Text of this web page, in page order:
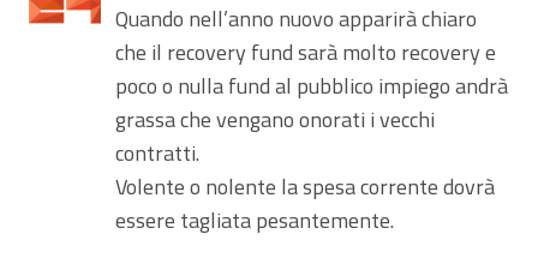
Quando nell’anno nuovo apparirà chiaro
che il recovery fund sarà molto recovery e
poco o nulla fund al pubblico impiego andrà
grassa che vengano onorati i vecchi
contratti.
Volente o nolente la spesa corrente dovrà
essere tagliata pesantemente.